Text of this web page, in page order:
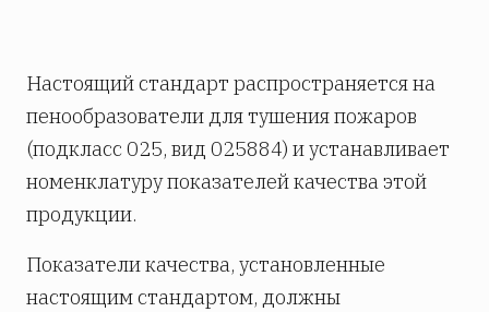
Настоящий стандарт распространяется на
пенообразователи для тушения пожаров
(подкласс 025, вид 025884) и устанавливает
номенклатуру показателей качества этой
продукции.
Показатели качества, установленные
настоящим стандартом, должны